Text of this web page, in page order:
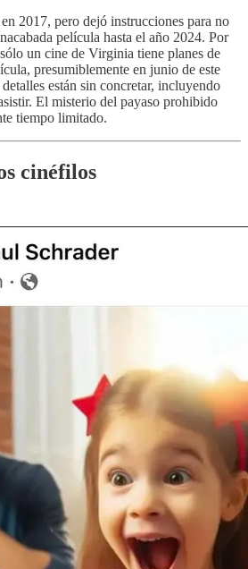
2017, pero dejó instrucciones para no
película hasta el año 2024. Por
un cine de Virginia tiene planes de
presumiblemente en junio de este
están sin concretar, incluyendo
El misterio del payaso prohibido
tiempo limitado.
cinéfilos